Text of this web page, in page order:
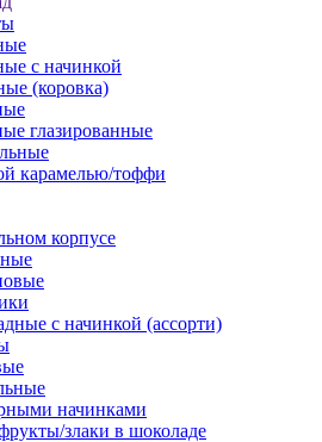
с начинкой
(коровка)
глазированные
карамелью/тоффи
корпусе
с начинкой (ассорти)
начинками
злаки в шоколаде